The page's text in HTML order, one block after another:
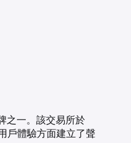
之一。該交易所於
戶體驗方面建立了聲